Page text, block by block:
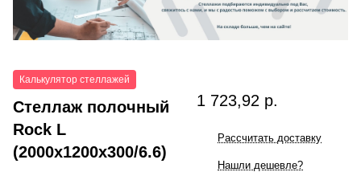
Калькулятор стеллажей
Стеллаж полочный
Rock L
(2000x1200x300/6.6)
1 723,92 р.
Рассчитать доставку
Нашли дешевле?